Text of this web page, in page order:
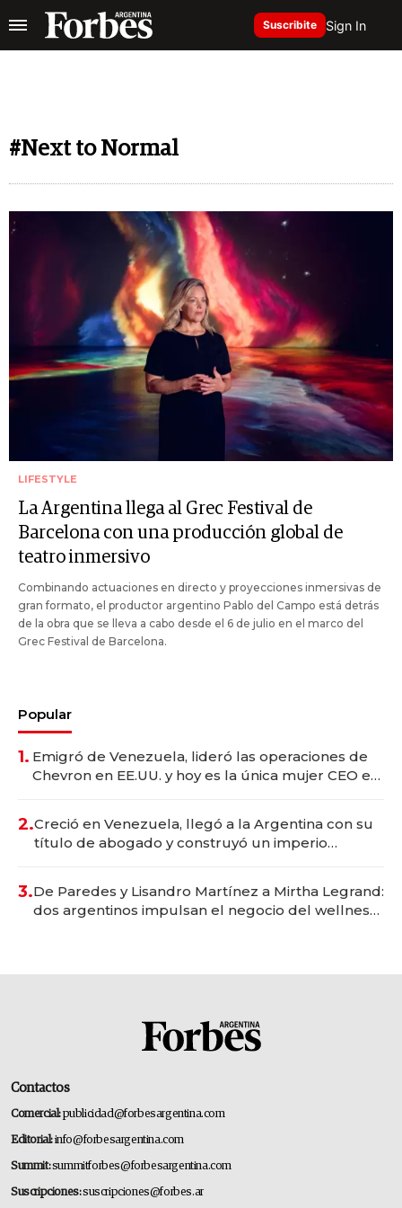
Suscribite Sign In
#Next to Normal
LIFESTYLE
La Argentina llega al Grec Festival de
Barcelona con una producción global de
teatro inmersivo
Combinando actuaciones en directo y proyecciones inmersivas de
gran formato, el productor argentino Pablo del Campo está detrás
de la obra que se lleva a cabo desde el 6 de julio en el marco del
Grec Festival de Barcelona.
Popular
1. Emigró de Venezuela, lideró las operaciones de
Chevron en EE.UU. y hoy es la única mujer CEO en
2.Creció en Venezuela, llegó a la Argentina con su
título de abogado y construyó un imperio
3.De Paredes y Lisandro Martínez a Mirtha Legrand:
dos argentinos impulsan el negocio del wellness
Contactos
Comercial:publicidad@forbesargentina.com
Editorial:info@forbesargentina.com
Summit:summitforbes@forbesargentina.com
Suscripciones:suscripciones@forbes.ar